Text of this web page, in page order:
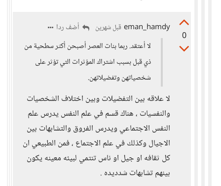
0
eman_hamdy قبل شهرين
أضف ردا
لا أعتقد. ربما بنات العصر أصبحن أكثر سطحية من
ذي قبل بسبب اشتراك المؤثرات التي تؤثر على
شخصياتهن وتفضيلاتهن.
لا علاقه بين التفضيلات وبين اختلاف الشخصيات
والنفسيات ، هناك قسم في علم النفس يدرس علم
النفس الاجتماعي ويدرس الفروق والتشابهات بين
الاجيال وكذلك في علم الاجتماع ، فمن الطبيعي ان
كل ثقافه او جيل او ناس تنتمي لبيئه معينه يكون
بينهم تشابهات شدديده .